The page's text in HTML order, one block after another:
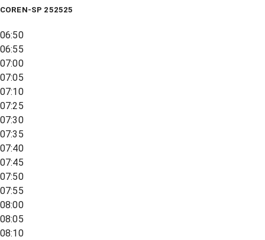
COREN-SP 252525
06:50
06:55
07:00
07:05
07:10
07:25
07:30
07:35
07:40
07:45
07:50
07:55
08:00
08:05
08:10